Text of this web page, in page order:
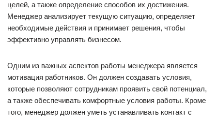
целей, а также определение способов их достижения.
Менеджер анализирует текущую ситуацию, определяет
необходимые действия и принимает решения, чтобы
эффективно управлять бизнесом.
Одним из важных аспектов работы менеджера является
мотивация работников. Он должен создавать условия,
которые позволяют сотрудникам проявить свой потенциал,
а также обеспечивать комфортные условия работы. Кроме
того, менеджер должен уметь устанавливать контакт с